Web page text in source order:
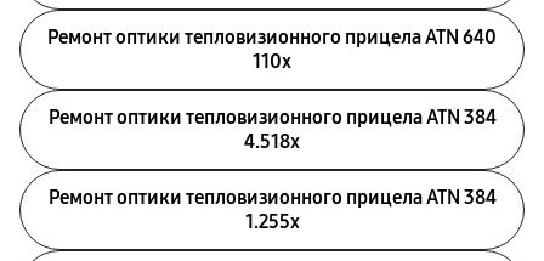
Ремонт оптики тепловизионного прицела ATN 640
110x
Ремонт оптики тепловизионного прицела ATN 384
4.518x
Ремонт оптики тепловизионного прицела ATN 384
1.255х